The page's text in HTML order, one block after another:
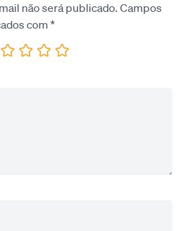
não será publicado. Campos
com *